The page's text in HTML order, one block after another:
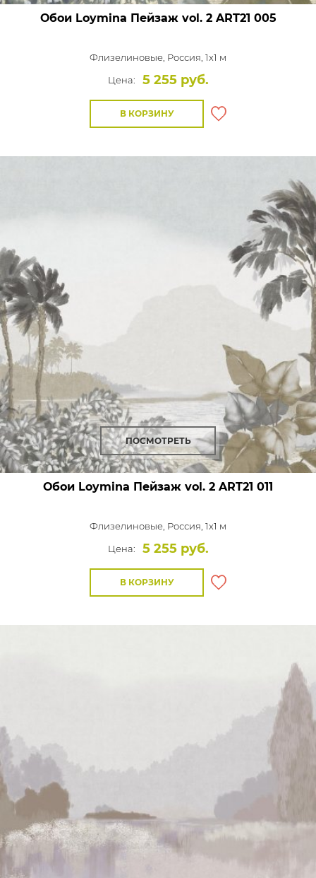
Обои Loymina Пейзаж vol. 2ART21 005
Флизелиновые, Россия, 1x1 м
Цена:
5 255 руб.
В КОРЗИНУ
ПОСМОТРЕТЬ
Обои Loymina Пейзаж vol. 2 ART21 011
Флизелиновые, Россия, 1x1 м
Цена:
5 255 руб.
В КОРЗИНУ